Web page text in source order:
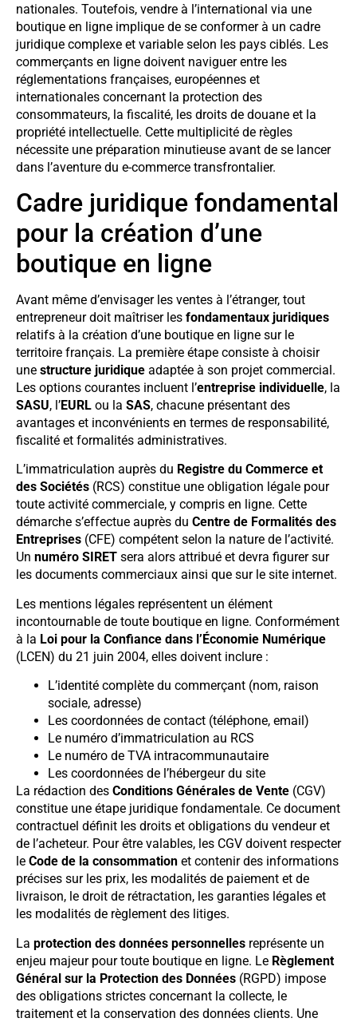
nationales. Toutefois, vendre à l’international via une
boutique en ligne implique de se conformer à un cadre
juridique complexe et variable selon les pays ciblés. Les
commerçants en ligne doivent naviguer entre les
réglementations françaises, européennes et
internationales concernant la protection des
consommateurs, la fiscalité, les droits de douane et la
propriété intellectuelle. Cette multiplicité de règles
nécessite une préparation minutieuse avant de se lancer
dans l’aventure du e-commerce transfrontalier.
Cadre juridique fondamental
pour la création d’une
boutique en ligne
Avant même d’envisager les ventes à l’étranger, tout
entrepreneur doit maîtriser les fondamentaux juridiques
relatifs à la création d’une boutique en ligne sur le
territoire français. La première étape consiste à choisir
une structure juridique adaptée à son projet commercial.
Les options courantes incluent l’entreprise individuelle, la
SASU, l’EURL ou la SAS, chacune présentant des
avantages et inconvénients en termes de responsabilité,
fiscalité et formalités administratives.
L’immatriculation auprès du Registre du Commerce et
des Sociétés (RCS) constitue une obligation légale pour
toute activité commerciale, y compris en ligne. Cette
démarche s’effectue auprès du Centre de Formalités des
Entreprises (CFE) compétent selon la nature de l’activité.
Un numéro SIRET sera alors attribué et devra figurer sur
les documents commerciaux ainsi que sur le site internet.
Les mentions légales représentent un élément
incontournable de toute boutique en ligne. Conformément
à la Loi pour la Confiance dans l’Économie Numérique
(LCEN) du 21 juin 2004, elles doivent inclure :
L’identité complète du commerçant (nom, raison
sociale, adresse)
Les coordonnées de contact (téléphone, email)
Le numéro d’immatriculation au RCS
Le numéro de TVA intracommunautaire
Les coordonnées de l’hébergeur du site
La rédaction des Conditions Générales de Vente (CGV)
constitue une étape juridique fondamentale. Ce document
contractuel définit les droits et obligations du vendeur et
de l’acheteur. Pour être valables, les CGV doivent respecter
le Code de la consommation et contenir des informations
précises sur les prix, les modalités de paiement et de
livraison, le droit de rétractation, les garanties légales et
les modalités de règlement des litiges.
La protection des données personnelles représente un
enjeu majeur pour toute boutique en ligne. Le Règlement
Général sur la Protection des Données (RGPD) impose
des obligations strictes concernant la collecte, le
traitement et la conservation des données clients. Une